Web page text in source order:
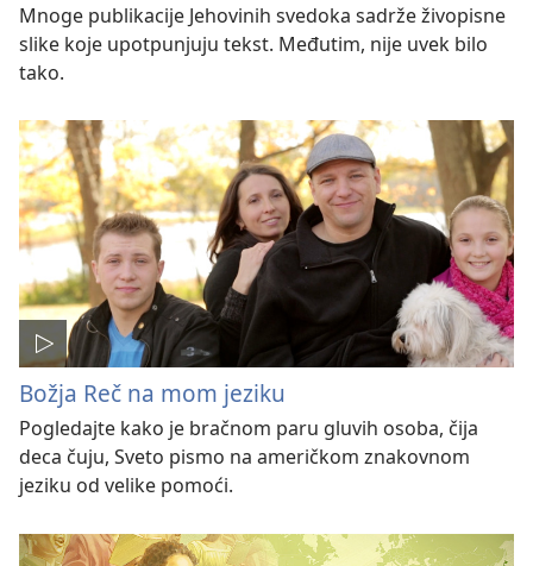
Mnoge publikacije Jehovinih svedoka sadrže živopisne
slike koje upotpunjuju tekst. Međutim, nije uvek bilo
tako.
Božja Reč na mom jeziku
Pogledajte kako je bračnom paru gluvih osoba, čija
deca čuju, Sveto pismo na američkom znakovnom
jeziku od velike pomoći.